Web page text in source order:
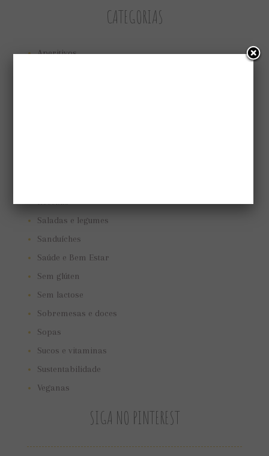
CATEGORIAS
Aperitivos
Receitas
Saladas e legumes
Sanduíches
Saúde e Bem Estar
Sem glúten
Sem lactose
Sobremesas e doces
Sopas
Sucos e vitaminas
Sustentabilidade
Veganas
SIGA NO PINTEREST